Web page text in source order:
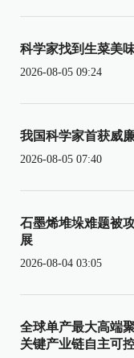
科学家找到生菜美
2026-08-05 09:24
我国科学家首获威
2026-08-05 07:40
石墨烯堆垛难题被
展
2026-08-04 03:05
全球单产最大高端
关键产业链自主可